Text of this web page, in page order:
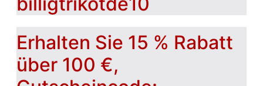
Erhalten Sie 15 % Rabatt
über 100 €,